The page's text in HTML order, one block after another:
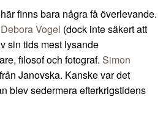
finns bara några få överlevande.
Debora Vogel (dock inte säkert att
sin tids mest lysande
filosof och fotograf. Simon
Janovska. Kanske var det
blev sedermera efterkrigstidens